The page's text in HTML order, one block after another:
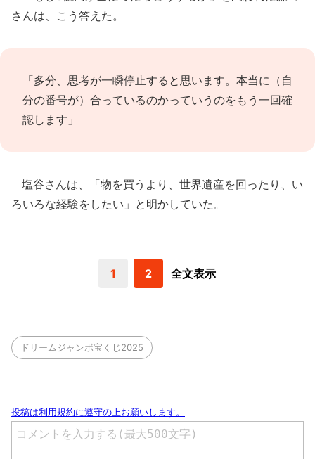
さんは、こう答えた。
「多分、思考が一瞬停止すると思います。本当に（自
分の番号が）合っているのかっていうのをもう一回確
認します」
塩谷さんは、「物を買うより、世界遺産を回ったり、い
ろいろな経験をしたい」と明かしていた。
1 2 全文表示
ドリームジャンボ宝くじ2025